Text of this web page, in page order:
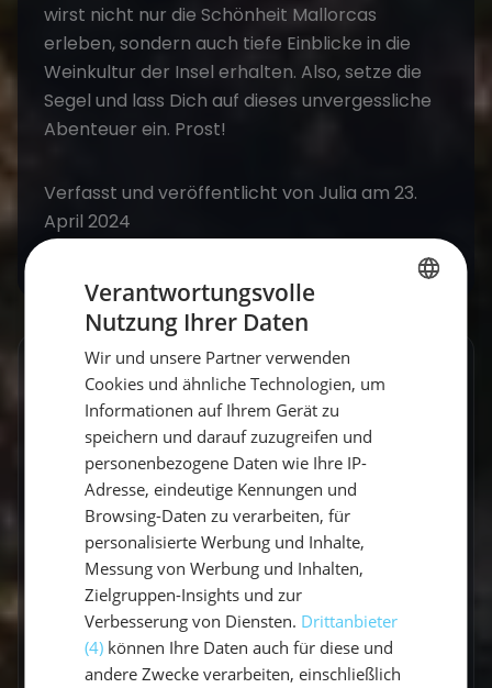
wirst nicht nur die Schönheit Mallorcas
erleben, sondern auch tiefe Einblicke in die
Weinkultur der Insel erhalten. Also, setze die
Segel und lass Dich auf dieses unvergessliche
Abenteuer ein. Prost!
Verfasst und veröffentlicht von Julia am 23.
April 2024
GESCHRIEBEN VON
Claudia Grubert
Travel Influencerin & Segel-Expertin
Claudia ist begeisterte Travel Influencerin und
leidenschaftliche Seglerin. Auf unserem Blog
teilt sie ihre besten Reiseerlebnisse, fundierte
Revierberichte und praktisches Segelwissen
für dein nächstes Abenteuer auf dem Wasser.
Verantwortungsvolle
Nutzung Ihrer Daten
Wir und unsere Partner verwenden
Cookies und ähnliche Technologien, um
Informationen auf Ihrem Gerät zu
speichern und darauf zuzugreifen und
personenbezogene Daten wie Ihre IP-
Adresse, eindeutige Kennungen und
Browsing-Daten zu verarbeiten, für
personalisierte Werbung und Inhalte,
Messung von Werbung und Inhalten,
Zielgruppen-Insights und zur
Verbesserung von Diensten. Drittanbieter
(4) können Ihre Daten auch für diese und
andere Zwecke verarbeiten, einschließlich